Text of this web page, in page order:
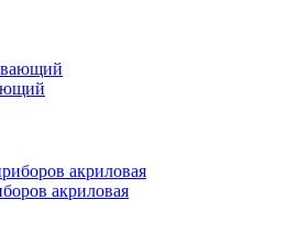
акриловая